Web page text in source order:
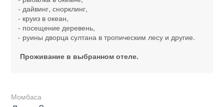
- дайвинг, снорклинг,
- круиз в океан,
- посещение деревень,
- руины дворца султана в тропическим лесу и другие.
Проживание в выбранном отеле.
Момбаса